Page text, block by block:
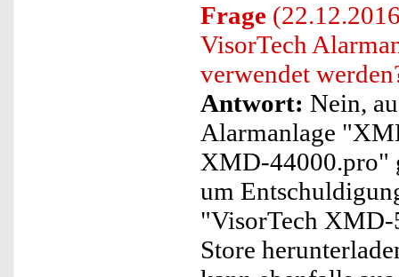
Frage
VisorTech
verwendet
Antwort: Nein,
Alarmanlage
XMD-44000.pro"
um
"VisorTech XMD-
Store